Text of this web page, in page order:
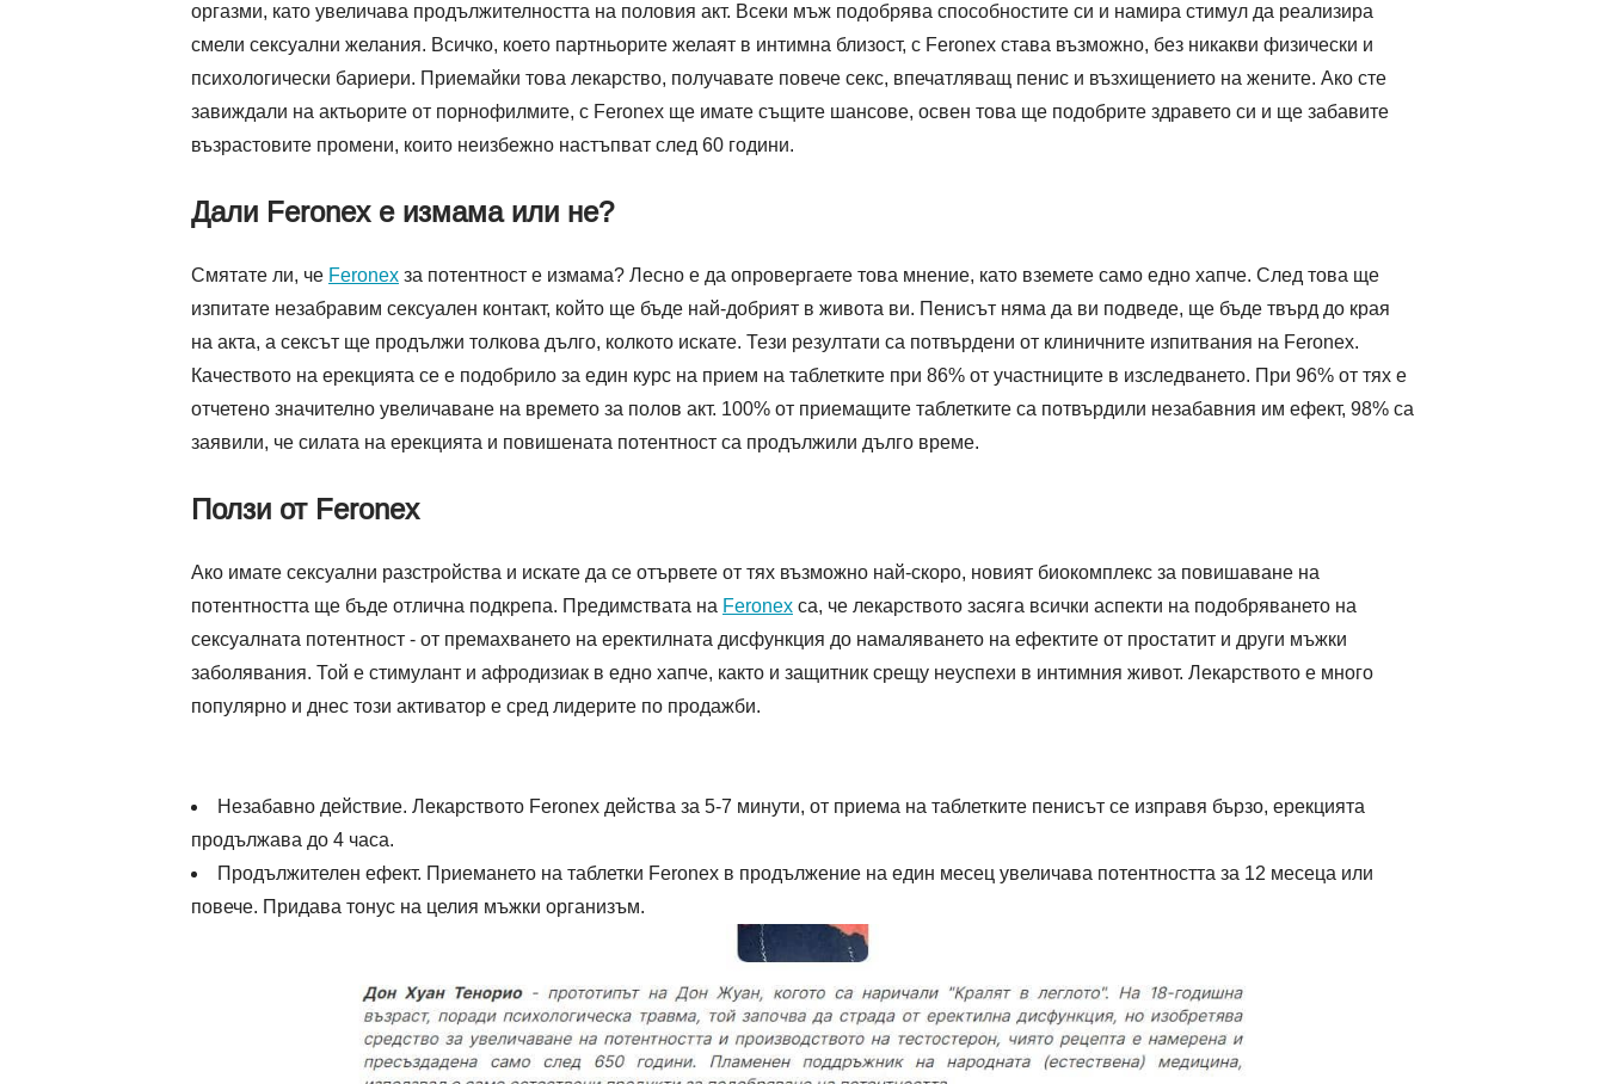
оргазми, като увеличава продължителността на половия акт. Всеки мъж подобрява способностите си и намира стимул да реализира
смели сексуални желания. Всичко, което партньорите желаят в интимна близост, с Feronex става възможно, без никакви физически и
психологически бариери. Приемайки това лекарство, получавате повече секс, впечатляващ пенис и възхищението на жените. Ако сте
завиждали на актьорите от порнофилмите, с Feronex ще имате същите шансове, освен това ще подобрите здравето си и ще забавите
възрастовите промени, които неизбежно настъпват след 60 години.
Дали Feronex е измама или не?
Смятате ли, че Feronex за потентност е измама? Лесно е да опровергаете това мнение, като вземете само едно хапче. След това ще
изпитате незабравим сексуален контакт, който ще бъде най-добрият в живота ви. Пенисът няма да ви подведе, ще бъде твърд до края
на акта, а сексът ще продължи толкова дълго, колкото искате. Тези резултати са потвърдени от клиничните изпитвания на Feronex.
Качеството на ерекцията се е подобрило за един курс на прием на таблетките при 86% от участниците в изследването. При 96% от тях е
отчетено значително увеличаване на времето за полов акт. 100% от приемащите таблетките са потвърдили незабавния им ефект, 98% са
заявили, че силата на ерекцията и повишената потентност са продължили дълго време.
Ползи от Feronex
Ако имате сексуални разстройства и искате да се отървете от тях възможно най-скоро, новият биокомплекс за повишаване на
потентността ще бъде отлична подкрепа. Предимствата на Feronex са, че лекарството засяга всички аспекти на подобряването на
сексуалната потентност - от премахването на еректилната дисфункция до намаляването на ефектите от простатит и други мъжки
заболявания. Той е стимулант и афродизиак в едно хапче, както и защитник срещу неуспехи в интимния живот. Лекарството е много
популярно и днес този активатор е сред лидерите по продажби.
Незабавно действие. Лекарството Feronex действа за 5-7 минути, от приема на таблетките пенисът се изправя бързо, ерекцията
продължава до 4 часа.
Продължителен ефект. Приемането на таблетки Feronex в продължение на един месец увеличава потентността за 12 месеца или
повече. Придава тонус на целия мъжки организъм.